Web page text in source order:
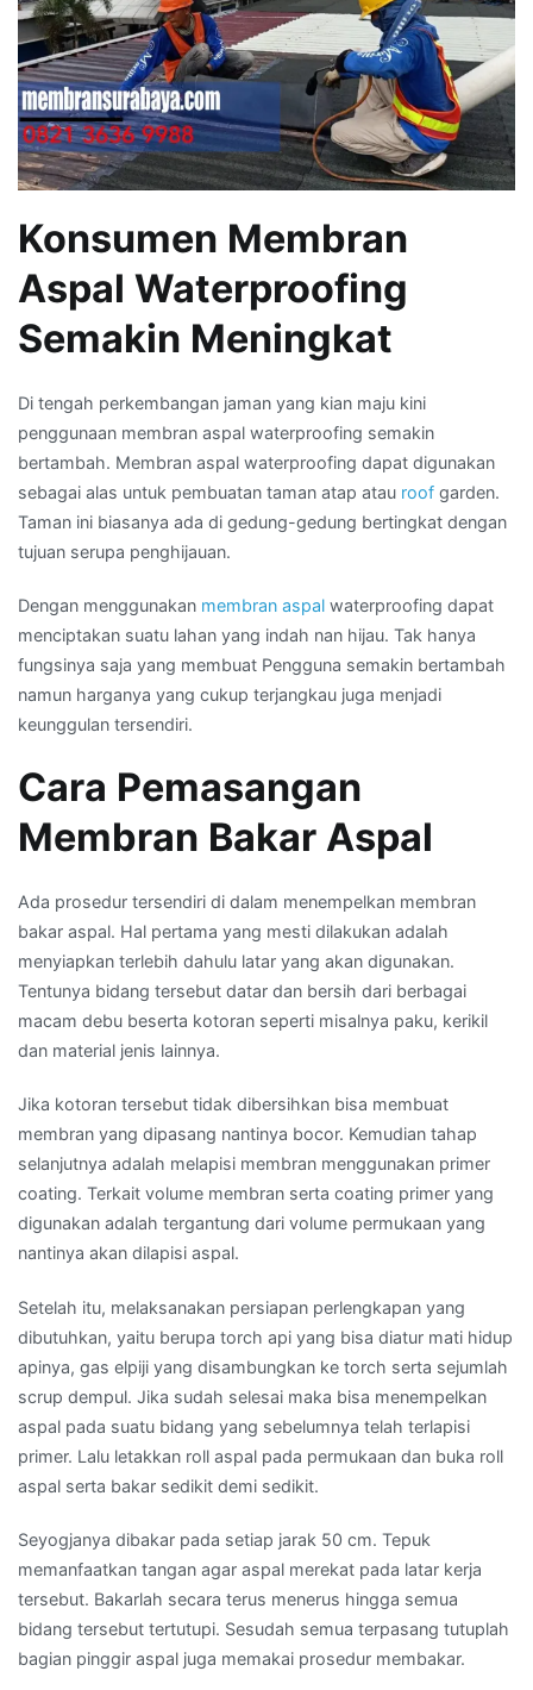
Konsumen Membran
Aspal Waterproofing
Semakin Meningkat
Di tengah perkembangan jaman yang kian maju kini
penggunaan membran aspal waterproofing semakin
bertambah. Membran aspal waterproofing dapat digunakan
sebagai alas untuk pembuatan taman atap atau roof garden.
Taman ini biasanya ada di gedung-gedung bertingkat dengan
tujuan serupa penghijauan.
Dengan menggunakan membran aspal waterproofing dapat
menciptakan suatu lahan yang indah nan hijau. Tak hanya
fungsinya saja yang membuat Pengguna semakin bertambah
namun harganya yang cukup terjangkau juga menjadi
keunggulan tersendiri.
Cara Pemasangan
Membran Bakar Aspal
Ada prosedur tersendiri di dalam menempelkan membran
bakar aspal. Hal pertama yang mesti dilakukan adalah
menyiapkan terlebih dahulu latar yang akan digunakan.
Tentunya bidang tersebut datar dan bersih dari berbagai
macam debu beserta kotoran seperti misalnya paku, kerikil
dan material jenis lainnya.
Jika kotoran tersebut tidak dibersihkan bisa membuat
membran yang dipasang nantinya bocor. Kemudian tahap
selanjutnya adalah melapisi membran menggunakan primer
coating. Terkait volume membran serta coating primer yang
digunakan adalah tergantung dari volume permukaan yang
nantinya akan dilapisi aspal.
Setelah itu, melaksanakan persiapan perlengkapan yang
dibutuhkan, yaitu berupa torch api yang bisa diatur mati hidup
apinya, gas elpiji yang disambungkan ke torch serta sejumlah
scrup dempul. Jika sudah selesai maka bisa menempelkan
aspal pada suatu bidang yang sebelumnya telah terlapisi
primer. Lalu letakkan roll aspal pada permukaan dan buka roll
aspal serta bakar sedikit demi sedikit.
Seyogjanya dibakar pada setiap jarak 50 cm. Tepuk
memanfaatkan tangan agar aspal merekat pada latar kerja
tersebut. Bakarlah secara terus menerus hingga semua
bidang tersebut tertutupi. Sesudah semua terpasang tutuplah
bagian pinggir aspal juga memakai prosedur membakar.